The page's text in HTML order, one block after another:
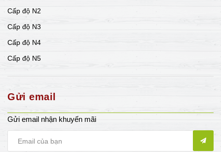
Cấp độ N2
Cấp độ N3
Cấp độ N4
Cấp độ N5
Gửi email
Gửi email nhận khuyến mãi